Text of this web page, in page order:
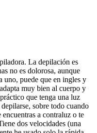
La depilación es
no es dolorosa, aunque
uno, puede que en ingles y
muy bien al cuerpo y
que tenga una luz
sobre todo cuando
a contraluz o te
dos velocidades (una